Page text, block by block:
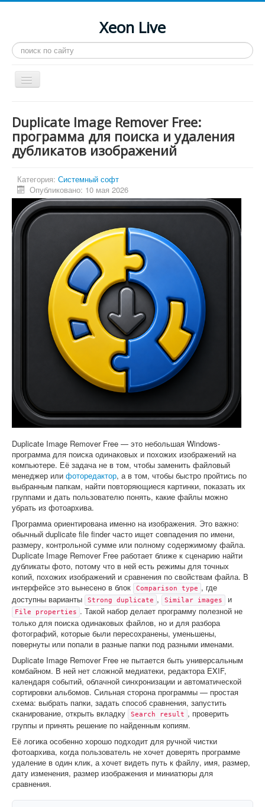
Xeon Live
Искать...
Toggle
Navigation
LGA 2011-3
LGA 2011
Инструкции
Рейтинги
Конференция
Системные программы
Duplicate Image Remover Free:
программа для поиска и удаления
дубликатов изображений
Категория: Системный софт
Опубликовано: 10 мая 2026
Duplicate Image Remover Free — это небольшая Windows-
программа для поиска одинаковых и похожих изображений на
компьютере. Её задача не в том, чтобы заменить файловый
менеджер или фоторедактор, а в том, чтобы быстро пройтись по
выбранным папкам, найти повторяющиеся картинки, показать их
группами и дать пользователю понять, какие файлы можно
убрать из фотоархива.
Программа ориентирована именно на изображения. Это важно:
обычный duplicate file finder часто ищет совпадения по имени,
размеру, контрольной сумме или полному содержимому файла.
Duplicate Image Remover Free работает ближе к сценарию найти
дубликаты фото, потому что в ней есть режимы для точных
копий, похожих изображений и сравнения по свойствам файла. В
интерфейсе это вынесено в блок
Comparison type , где
доступны варианты
Strong duplicate , Similar images и
File properties . Такой набор делает программу полезной не
только для поиска одинаковых файлов, но и для разбора
фотографий, которые были пересохранены, уменьшены,
повернуты или попали в разные папки под разными именами.
Duplicate Image Remover Free не пытается быть универсальным
комбайном. В ней нет сложной медиатеки, редактора EXIF,
календаря событий, облачной синхронизации и автоматической
сортировки альбомов. Сильная сторона программы — простая
схема: выбрать папки, задать способ сравнения, запустить
сканирование, открыть вкладку
Search result , проверить
группы и принять решение по найденным копиям.
Её логика особенно хорошо подходит для ручной чистки
фотоархива, когда пользователь не хочет доверять программе
удаление в один клик, а хочет видеть путь к файлу, имя, размер,
дату изменения, размер изображения и миниатюры для
сравнения.